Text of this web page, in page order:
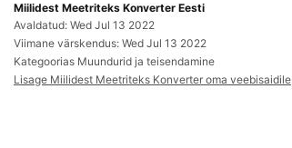
Miilidest Meetriteks Konverter Eesti
Avaldatud: Wed Jul 13 2022
Viimane värskendus: Wed Jul 13 2022
Kategoorias Muundurid ja teisendamine
Lisage Miilidest Meetriteks Konverter oma veebisaidile